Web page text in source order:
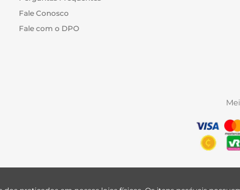
Fale Conosco
Fale com o DPO